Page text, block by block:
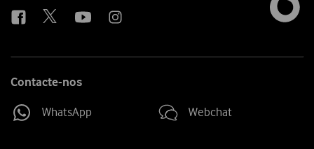
Contacte-nos
WhatsApp Webchat